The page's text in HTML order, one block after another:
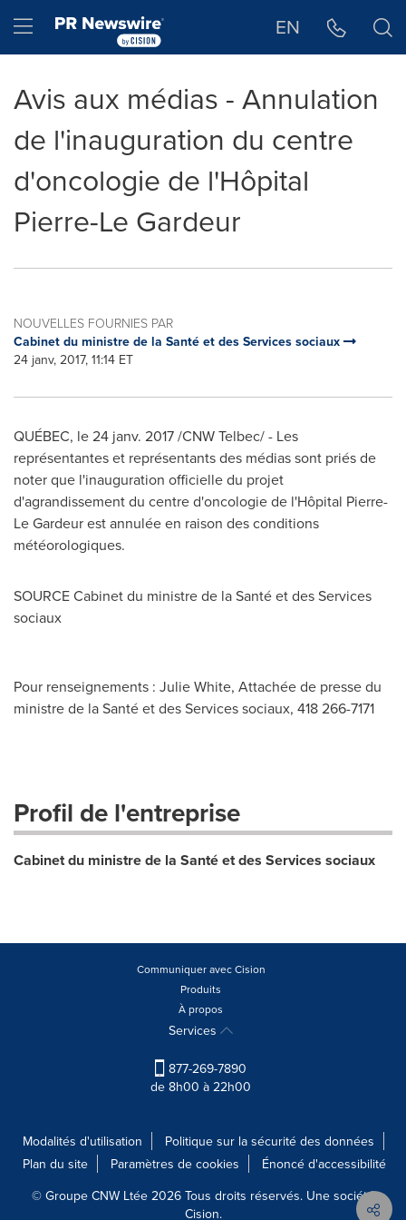
Hamburger menu EN
Avis aux médias - Annulation
de l'inauguration du centre
d'oncologie de l'Hôpital
Pierre-Le Gardeur
NOUVELLES FOURNIES PAR
Cabinet du ministre de la Santé et des Services sociaux
24 janv, 2017, 11:14 ET
QUÉBEC, le 24 janv. 2017 /CNW Telbec/ - Les
représentantes et représentants des médias sont priés de
noter que l'inauguration officielle du projet
d'agrandissement du centre d'oncologie de l'Hôpital Pierre-
Le Gardeurest annulée en raison des conditions
météorologiques.
SOURCE Cabinet du ministre de la Santé et des Services
sociaux
Pour renseignements : Julie White, Attachée de presse du
ministre de la Santé et des Services sociaux, 418 266-7171
Profil de l'entreprise
Cabinet du ministre de la Santé et des Services sociaux
Communiquer avec Cision
Produits
À propos
Services
877-269-7890
de 8h00 à 22h00
Modalités d'utilisation
Politique sur la sécurité des données
Plan du site
Paramètres de cookies
Énoncé d'accessibilité
© Groupe CNW Ltée 2026 Tous droits réservés. Une société
Cision.